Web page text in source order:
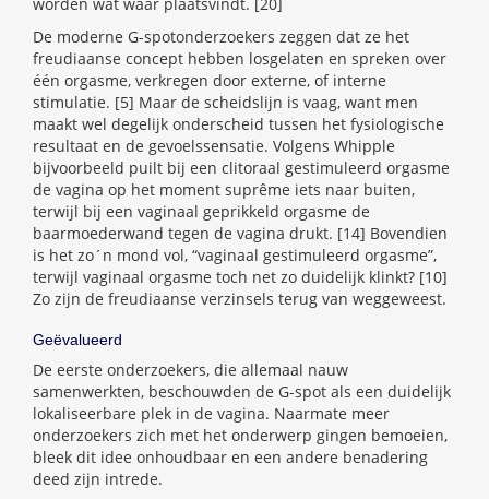
De moderne G-spotonderzoekers zeggen dat ze het
freudiaanse concept hebben losgelaten en spreken over
één orgasme, verkregen door externe, of interne
stimulatie. [5] Maar de scheidslijn is vaag, want men
maakt wel degelijk onderscheid tussen het fysiologische
resultaat en de gevoelssensatie. Volgens Whipple
bijvoorbeeld puilt bij een clitoraal gestimuleerd orgasme
de vagina op het moment suprême iets naar buiten,
terwijl bij een vaginaal geprikkeld orgasme de
baarmoederwand tegen de vagina drukt. [14] Bovendien
is het zo´n mond vol, “vaginaal gestimuleerd orgasme”,
terwijl vaginaal orgasme toch net zo duidelijk klinkt? [10]
Zo zijn de freudiaanse verzinsels terug van weggeweest.
Geëvalueerd
De eerste onderzoekers, die allemaal nauw
samenwerkten, beschouwden de G-spot als een duidelijk
lokaliseerbare plek in de vagina. Naarmate meer
onderzoekers zich met het onderwerp gingen bemoeien,
bleek dit idee onhoudbaar en een andere benadering
deed zijn intrede.